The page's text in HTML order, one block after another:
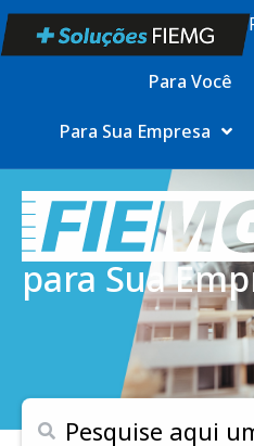
Para Você
Para Sua Empresa
para Sua